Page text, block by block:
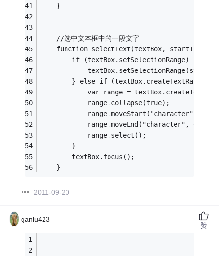
    }
    //选中文本框中的一段文字
function selectText(textBox, startIndex,
if (textBox.setSelectionRange) {/
} else if (textBox.createTextRange)
var range =
            range.collapse(true);
range.moveStart("character",
range.moveEnd("character",
            range.select();
        }
        textBox.focus();
    }
2011-09-20
ganlu423
赞